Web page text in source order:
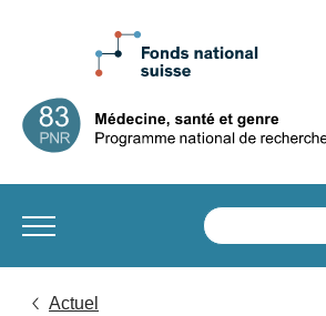
Actuel